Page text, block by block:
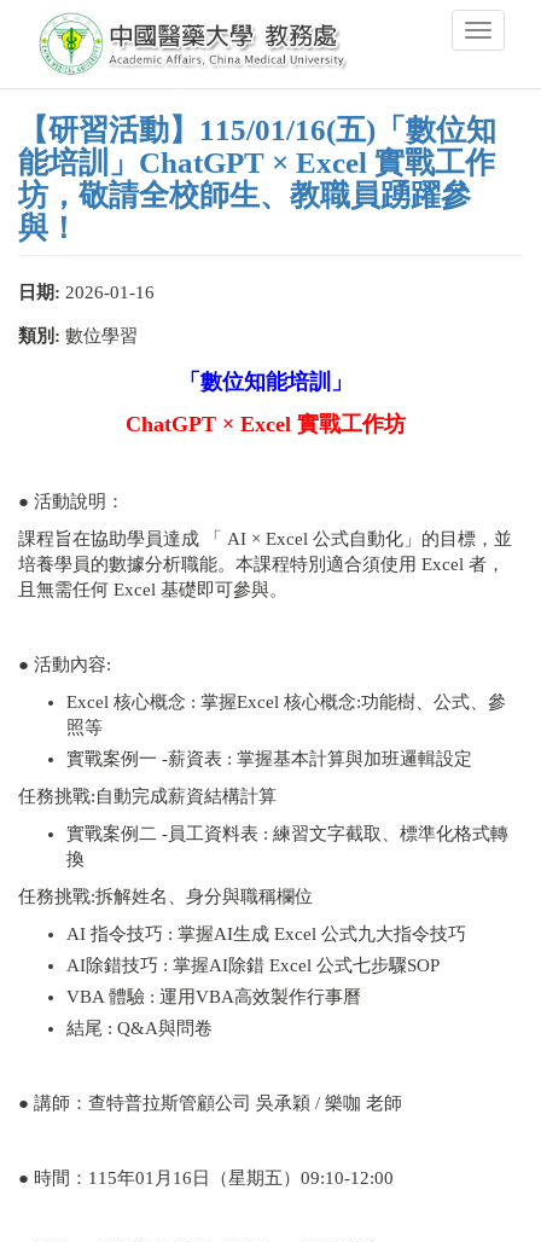
content
Toggle
【研習活動】115/01/16(五)「數位知
能培訓」ChatGPT × Excel 實戰工作
坊，敬請全校師生、教職員踴躍參
與！
日期: 2026-01-16
類別: 數位學習
「數位知能培訓」
ChatGPT × Excel 實戰工作坊
● 活動說明：
課程旨在協助學員達成 「 AI × Excel 公式自動化」的目標，並
培養學員的數據分析職能。本課程特別適合須使用 Excel 者，
且無需任何 Excel 基礎即可參與。
● 活動內容:
Excel 核心概念 : 掌握Excel 核心概念:功能樹、公式、參
照等
實戰案例一 -薪資表 : 掌握基本計算與加班邏輯設定
任務挑戰:自動完成薪資結構計算
實戰案例二 -員工資料表 : 練習文字截取、標準化格式轉
換
任務挑戰:拆解姓名、身分與職稱欄位
AI 指令技巧 : 掌握AI生成 Excel 公式九大指令技巧
AI除錯技巧 : 掌握AI除錯 Excel 公式七步驟SOP
VBA 體驗 : 運用VBA高效製作行事曆
結尾 : Q&A與問卷
● 講師：查特普拉斯管顧公司 吳承穎 / 樂咖 老師
● 時間：115年01月16日（星期五）09:10-12:00